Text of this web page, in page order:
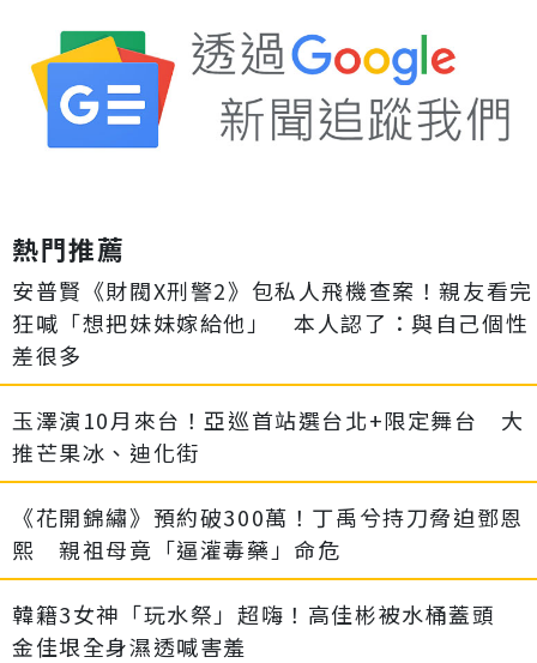
熱門推薦
安普賢《財閥X刑警2》包私人飛機查案！親友看完
狂喊「想把妹妹嫁給他」 本人認了：與自己個性
差很多
玉澤演10月來台！亞巡首站選台北+限定舞台 大
推芒果冰、迪化街
《花開錦繡》預約破300萬！丁禹兮持刀脅迫鄧恩
熙 親祖母竟「逼灌毒藥」命危
韓籍3女神「玩水祭」超嗨！高佳彬被水桶蓋頭
金佳垠全身濕透喊害羞